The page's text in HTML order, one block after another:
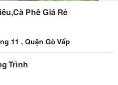
Phê Giá Rẻ
11 , Quận Gò Vấp
Trình